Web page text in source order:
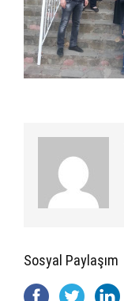
Sosyal Paylaşım